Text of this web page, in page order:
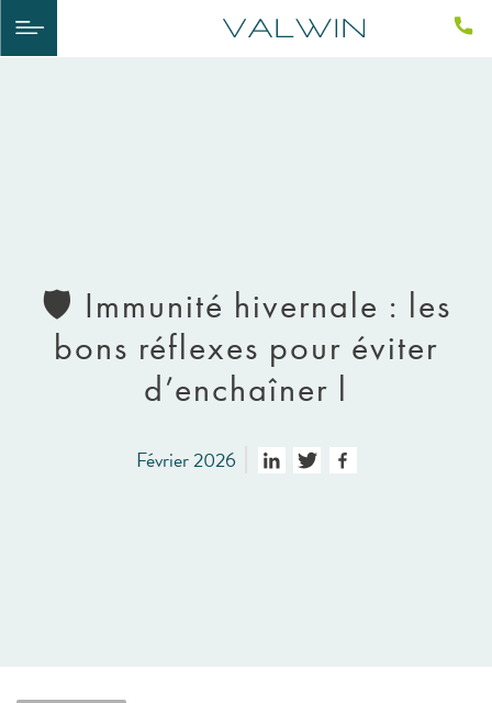
🛡️ Immunité hivernale : les
bons réflexes pour éviter
d’enchaîner l
Février 2026